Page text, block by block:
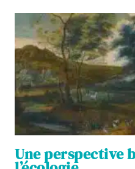
Une perspective